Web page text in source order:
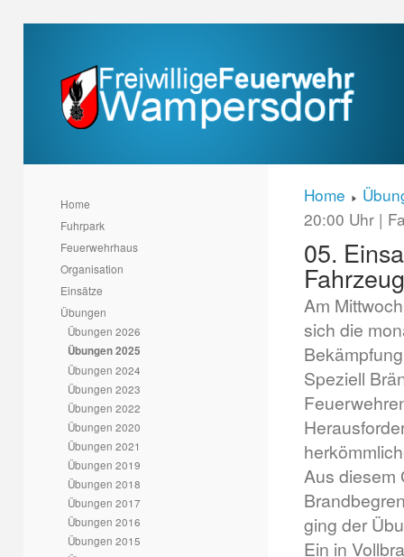
Home
Fuhrpark
Feuerwehrhaus
Organisation
Einsätze
Übungen
Übungen 2026
Übungen 2025
Übungen 2024
Übungen 2023
Übungen 2022
Übungen 2020
Übungen 2021
Übungen 2019
Übungen 2018
Übungen 2017
Übungen 2016
Übungen 2015
Home
20:00 Uhr |
05.
Am
sich die
Speziell
Aus diesem
ging der
Ein in